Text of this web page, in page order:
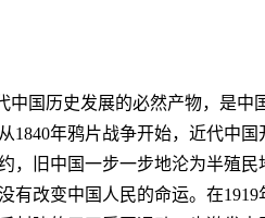
中国历史发展的必然产物，是
1840年鸦片战争开始，近代中
，旧中国一步一步地沦为半殖
有改变中国人民的命运。在